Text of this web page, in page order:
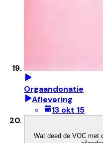
Orgaandonatie
Aflevering
13 okt 15
Wat deed de VOC met